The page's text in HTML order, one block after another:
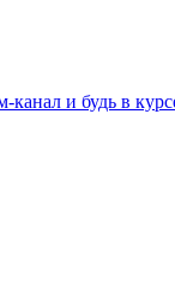
и будь в